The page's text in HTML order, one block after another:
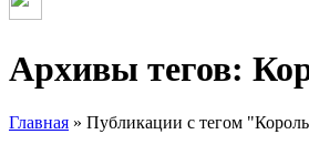
Архивы тегов:
Главная » Публикации с тегом